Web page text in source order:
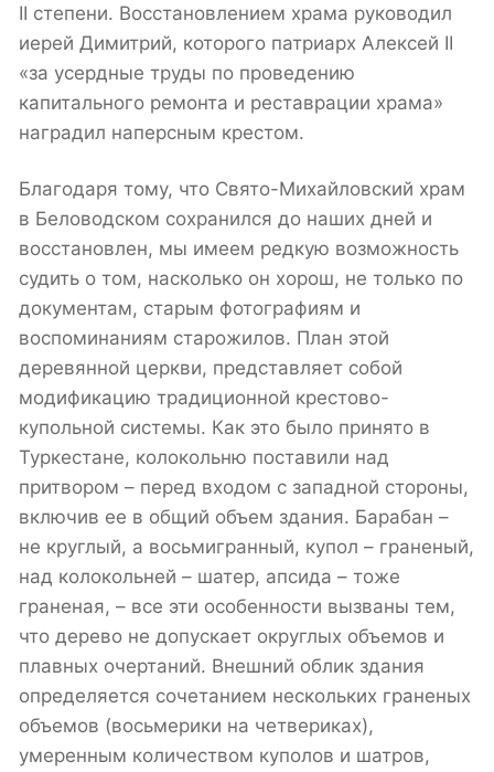
II степени. Восстановлением храма руководил
иерей Димитрий, которого патриарх Алексей II
«за усердные труды по проведению
капитального ремонта и реставрации храма»
наградил наперсным крестом.
Благодаря тому, что Свято-Михайловский храм
в Беловодском сохранился до наших дней и
восстановлен, мы имеем редкую возможность
судить о том, насколько он хорош, не только по
документам, старым фотографиям и
воспоминаниям старожилов. План этой
деревянной церкви, представляет собой
модификацию традиционной крестово-
купольной системы. Как это было принято в
Туркестане, колокольню поставили над
притвором – перед входом с западной стороны,
включив ее в общий объем здания. Барабан –
не круглый, а восьмигранный, купол – граненый,
над колокольней – шатер, апсида – тоже
граненая, – все эти особенности вызваны тем,
что дерево не допускает округлых объемов и
плавных очертаний. Внешний облик здания
определяется сочетанием нескольких граненых
объемов (восьмерики на четвериках),
умеренным количеством куполов и шатров,